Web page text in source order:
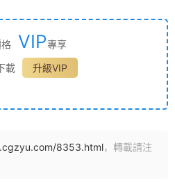
VIP專享
載
升級VIP
8353.html，轉載請注